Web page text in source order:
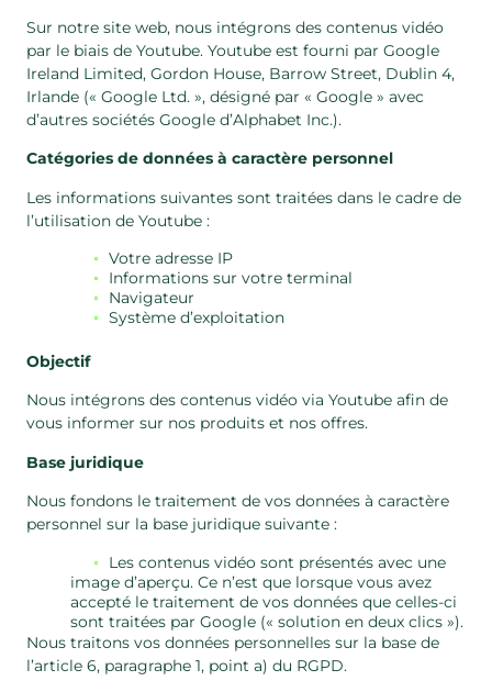
Sur notre site web, nous intégrons des contenus vidéo
par le biais de Youtube. Youtube est fourni par Google
Ireland Limited, Gordon House, Barrow Street, Dublin 4,
Irlande (« Google Ltd. », désigné par « Google » avec
d’autres sociétés Google d’Alphabet Inc.).
Catégories de données à caractère personnel
Les informations suivantes sont traitées dans le cadre de
l’utilisation de Youtube :
Votre adresse IP
Informations sur votre terminal
Navigateur
Système d’exploitation
Objectif
Nous intégrons des contenus vidéo via Youtube afin de
vous informer sur nos produits et nos offres.
Base juridique
Nous fondons le traitement de vos données à caractère
personnel sur la base juridique suivante :
Les contenus vidéo sont présentés avec une
image d’aperçu. Ce n’est que lorsque vous avez
accepté le traitement de vos données que celles-ci
sont traitées par Google (« solution en deux clics »).
Nous traitons vos données personnelles sur la base de
l’article 6, paragraphe 1, point a) du RGPD.